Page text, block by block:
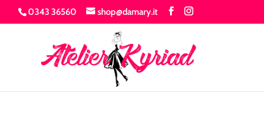
0343 36560 shop@damary.it